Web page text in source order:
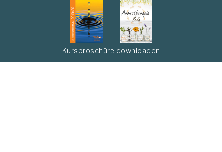
Kursbroschüre downloaden